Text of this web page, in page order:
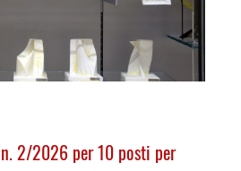
2/2026 per 10 posti per